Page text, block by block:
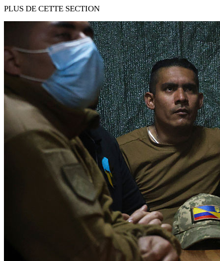
PLUS DE CETTE SECTION